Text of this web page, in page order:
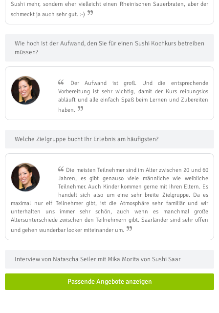
Sushi mehr, sondern eher vielleicht einen Rheinischen Sauerbraten, aber der
schmeckt ja auch sehr gut. :-)
Wie hoch ist der Aufwand, den Sie für einen Sushi Kochkurs betreiben
müssen?
Der Aufwand ist groß. Und die entsprechende
Vorbereitung ist sehr wichtig, damit der Kurs reibungslos
abläuft und alle einfach Spaß beim Lernen und Zubereiten
haben.
Welche Zielgruppe bucht Ihr Erlebnis am häufigsten?
Die meisten Teilnehmer sind im Alter zwischen 20 und 60
Jahren, es gibt genauso viele männliche wie weibliche
Teilnehmer. Auch Kinder kommen gerne mit ihren Eltern. Es
handelt sich also um eine sehr breite Zielgruppe. Da es
maximal nur elf Teilnehmer gibt, ist die Atmosphäre sehr familiär und wir
unterhalten uns immer sehr schön, auch wenn es manchmal große
Altersunterschiede zwischen den Teilnehmern gibt. Saarländer sind sehr offen
und gehen wunderbar locker miteinander um.
Interview von Natascha Seiler mit Mika Morita von Sushi Saar
Passende Angebote anzeigen